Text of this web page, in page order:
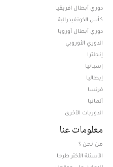
دوري أبطال افريقيا
كأس الكونفيدرالية
دوري أبطال أوروبا
الدوري الأوروبي
إنجلترا
إسبانيا
إيطاليا
فرنسا
ألمانيا
الدوريات الأخرى
معلومات عنا
من نحن ؟
الأسئلة الأكثر طرحا